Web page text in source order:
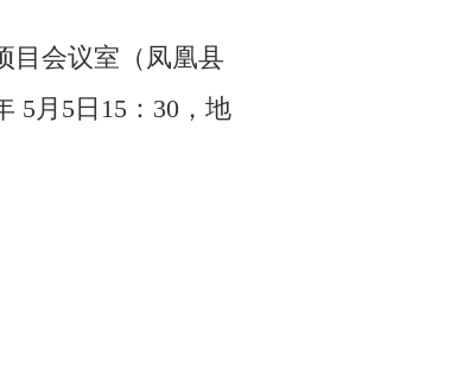
目会议室（凤凰县
5月5日15：30，地